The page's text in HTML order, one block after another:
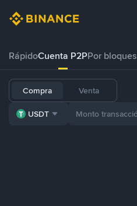
RápidoCuenta P2PPor bloques
Compra Venta
USDT